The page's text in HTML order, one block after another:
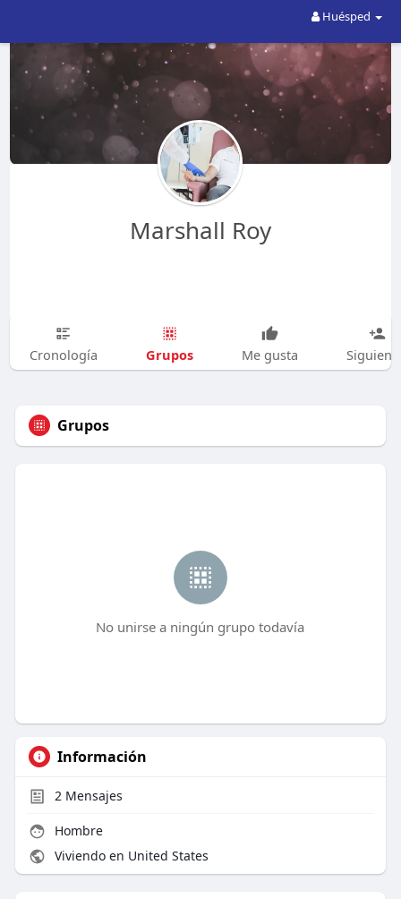
Huésped
Marshall Roy
Cronología Grupos Me gusta
Grupos
No unirse a ningún grupo todavía
Información
2Mensajes
Hombre
Viviendo en United States